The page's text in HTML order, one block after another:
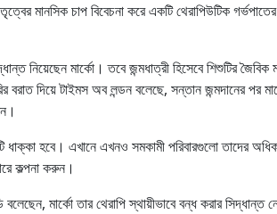
মানসিক চাপ বিবেচনা করে একটি থেরাপিউটিক
নিয়েছেন মার্কো। তবে জন্মধাত্রী হিসেবে শিশুটির জৈবিক
বরাত দিয়ে টাইমস অব লন্ডন বলেছে, সন্তান জন্মদানের পর
হবে। এখানে এখনও সমকামী পরিবারগুলো তাদের
কল্পনা করুন।
মার্কো তার থেরাপি স্থায়ীভাবে বন্ধ করার সিদ্ধান্ত